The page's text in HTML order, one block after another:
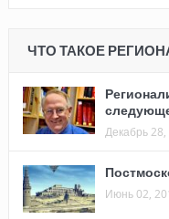
ЧТО ТАКОЕ
Декабрь
Июнь 02,